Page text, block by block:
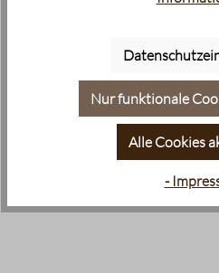
Nur funktionale
Alle Cookies
-